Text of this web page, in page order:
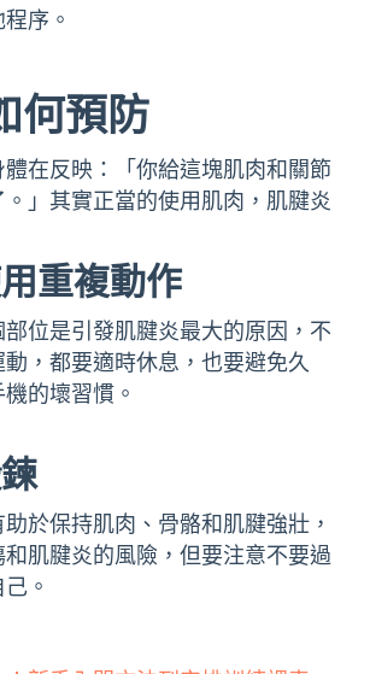
序。
何預防
在反映：「你給這塊肌肉和關節
」其實正當的使用肌肉，肌腱炎
重複動作
位是引發肌腱炎最大的原因，不
，都要適時休息，也要避免久
的壞習慣。
於保持肌肉、骨骼和肌腱強壯，
肌腱炎的風險，但要注意不要過
。